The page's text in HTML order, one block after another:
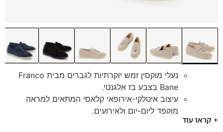
נעלי מוקסין זמש יוקרתיות לגברים מבית Franco
Bane בצבע בז אלגנטי.
עיצוב איטלקי-אירופאי קלאסי המתאים למראה
מוקפד ליום-יום ולאירועים.
+ קראו עוד